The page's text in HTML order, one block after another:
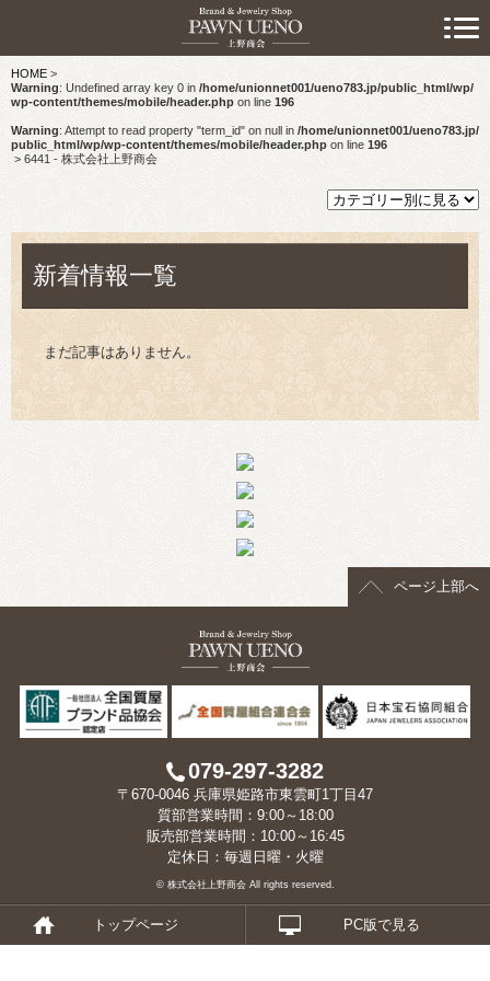
HOME >
Warning: Undefined array key 0 in /home/unionnet001/ueno783.jp/public_html/wp/
wp-content/themes/mobile/header.php on line 196
Warning: Attempt to read property "term_id" on null in /home/unionnet001/ueno783.jp/
public_html/wp/wp-content/themes/mobile/header.phpon line196
> 6441 - 株式会社上野商会
新着情報一覧
まだ記事はありません。
ページ上部へ
079-297-3282
〒670-0046 兵庫県姫路市東雲町1丁目47
質部営業時間：9:00～18:00
販売部営業時間：10:00～16:45
定休日：毎週日曜・火曜
© 株式会社上野商会 All rights reserved.
トップページ PC版で見る
> 初めての方へ
> 預けたい方
> 売りたい方
> 買いたい方
> 取り扱い品目
> スタッフおすすめ情報
> お知らせ
> キャンペーン情報
> 会社概要
> アクセス
> よくあるご質問
> ホーム
> 古物営業法に基づく表示
> プライバシーポリシー
> お問い合わせ